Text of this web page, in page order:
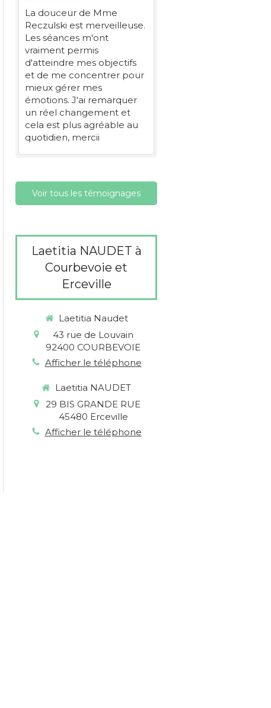
La douceur de Mme
Reczulski est merveilleuse.
Les séances m'ont
vraiment permis
d'atteindre mes objectifs
et de me concentrer pour
mieux gérer mes
émotions. J'ai remarquer
un réel changement et
cela est plus agréable au
quotidien, mercii
Voir tous les témoignages
Laetitia NAUDET à
Courbevoie et
Erceville
Laetitia Naudet
43 rue de Louvain
92400 COURBEVOIE
Afficher le téléphone
Laetitia NAUDET
29 BIS GRANDE RUE
45480 Erceville
Afficher le téléphone